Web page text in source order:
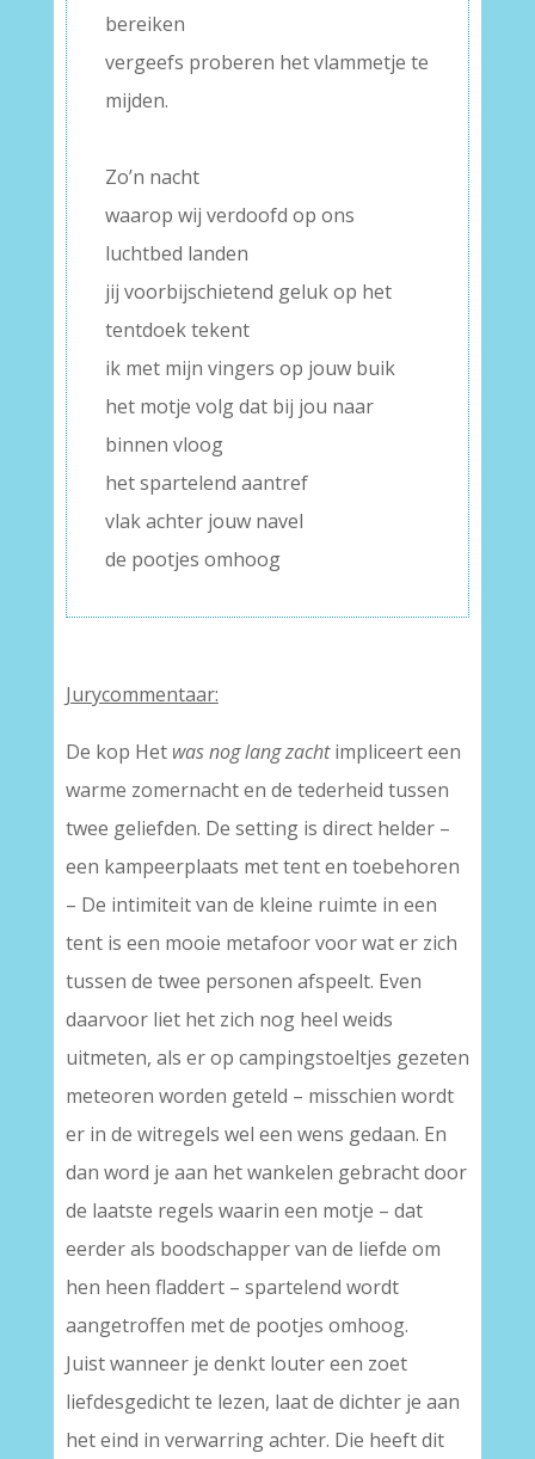
bereiken
vergeefs proberen het vlammetje te
mijden.
Zo’n nacht
waarop wij verdoofd op ons
luchtbed landen
jij voorbijschietend geluk op het
tentdoek tekent
ik met mijn vingers op jouw buik
het motje volg dat bij jou naar
binnen vloog
het spartelend aantref
vlak achter jouw navel
de pootjes omhoog
Jurycommentaar:
De kop Hetwas nog lang zachtimpliceert een
warme zomernacht en de tederheid tussen
twee geliefden. De setting is direct helder –
een kampeerplaats met tent en toebehoren
– De intimiteit van de kleine ruimte in een
tent is een mooie metafoor voor wat er zich
tussen de twee personen afspeelt. Even
daarvoor liet het zich nog heel weids
uitmeten, als er op campingstoeltjes gezeten
meteoren worden geteld – misschien wordt
er in de witregels wel een wens gedaan. En
dan word je aan het wankelen gebracht door
de laatste regels waarin een motje – dat
eerder als boodschapper van de liefde om
hen heen fladdert – spartelend wordt
aangetroffen met de pootjes omhoog.
Juist wanneer je denkt louter een zoet
liefdesgedicht te lezen, laat de dichter je aan
het eind in verwarring achter. Die heeft dit